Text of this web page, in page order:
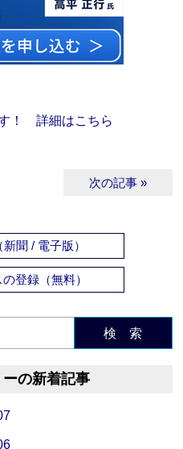
！ 詳細はこちら
次の記事 »
聞 / 電子版）
登録（無料）
検 索
の新着記事